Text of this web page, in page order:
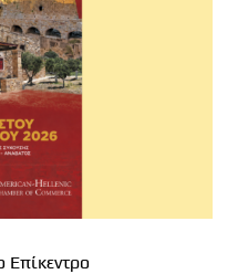
Επίκεντρο